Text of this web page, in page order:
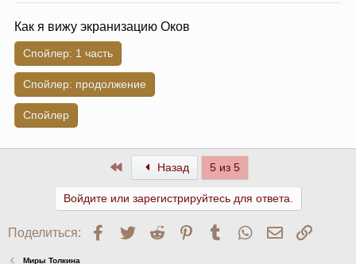
Как я вижу экранизацию Оков
Спойлер: 1 часть
Спойлер: продолжение
Спойлер
ПервыйНазад 5 из 5
Войдите или зарегистрируйтесь для ответа.
Поделиться: Facebook
Twitter Reddit PinterestTumblr WhatsApp
Миры Толкина